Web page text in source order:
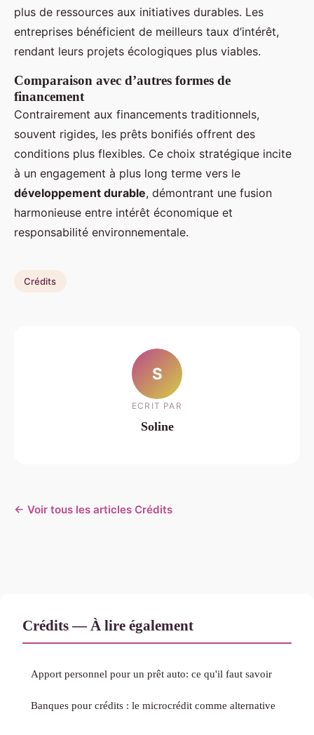
plus de ressources aux initiatives durables. Les
entreprises bénéficient de meilleurs taux d’intérêt,
rendant leurs projets écologiques plus viables.
Comparaison avec d’autres formes de
financement
Contrairement aux financements traditionnels,
souvent rigides, les prêts bonifiés offrent des
conditions plus flexibles. Ce choix stratégique incite
à un engagement à plus long terme vers le
développement durable, démontrant une fusion
harmonieuse entre intérêt économique et
responsabilité environnementale.
Crédits
S
ECRIT PAR
Soline
← Voir tous les articles Crédits
Crédits — À lire également
Apport personnel pour un prêt auto: ce qu'il faut savoir
Banques pour crédits : le microcrédit comme alternative